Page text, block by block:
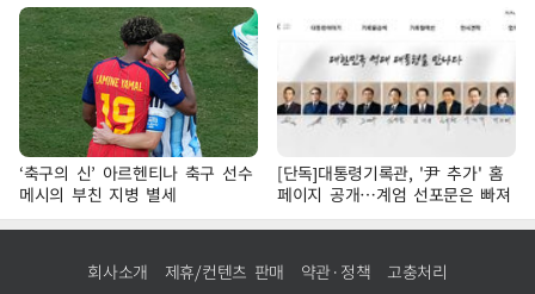
‘축구의 신’ 아르헨티나 축구 선수
메시의 부친 지병 별세
[단독]대통령기록관, '尹 추가' 홈
페이지 공개…계엄 선포문은 빠져
회사소개 제휴/컨텐츠 판매 약관·정책 고충처리